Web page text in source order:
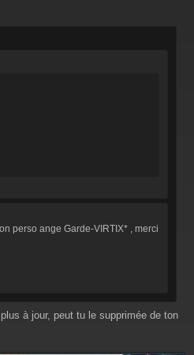
perso ange Garde-VIRTIX* , merci
à jour, peut tu le supprimée de ton